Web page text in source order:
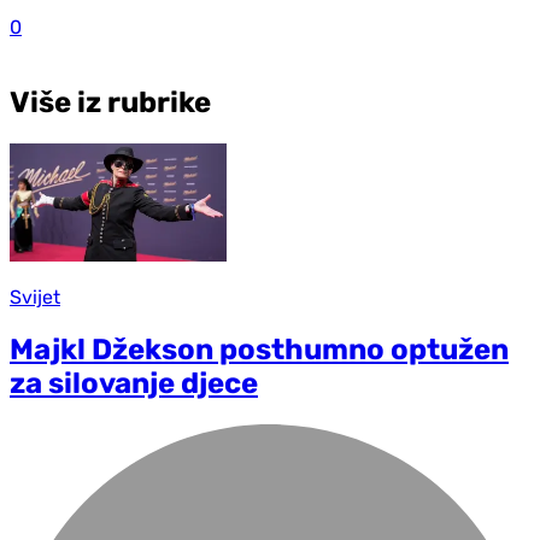
0
Više iz rubrike
Svijet
Majkl Džekson posthumno optužen
za silovanje djece